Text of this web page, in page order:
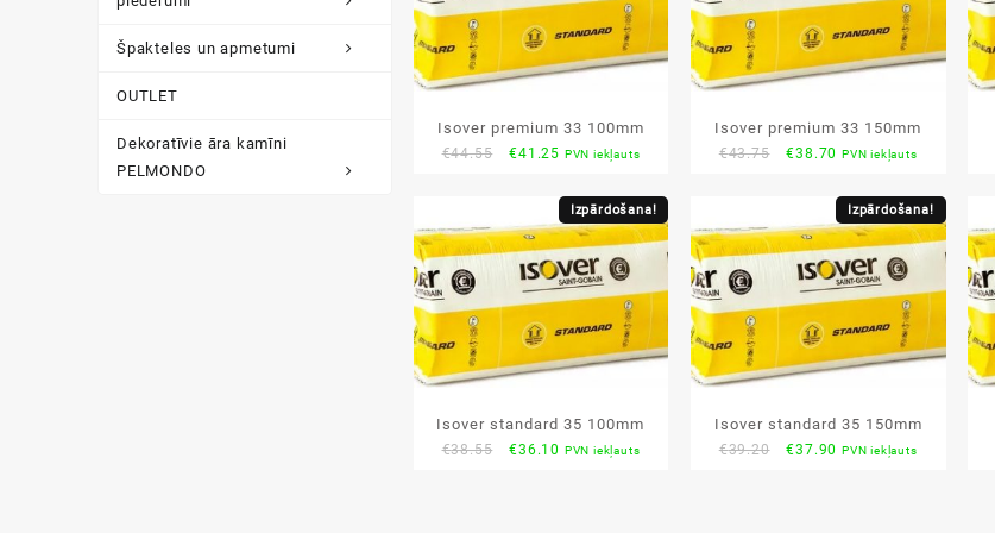
Špakteles un apmetumi
OUTLET
Dekoratīvie āra kamīni
PELMONDO
Isover premium 33 100mm
€44.55
Original
€44.55.
€41.25Current
is:
€41.25.
PVN iekļauts
Isover premium 33 150mm
€43.75
Original
€43.75.
€38.70 Current
is:
€38.70.
PVN iekļauts
Izpārdošana!
Isover standard 35 100mm
€38.55
Original
€36.10 Current
PVN iekļauts
Izpārdošana!
Isover standard 35 150mm
€39.20
Original
€37.90 Current
PVN iekļauts